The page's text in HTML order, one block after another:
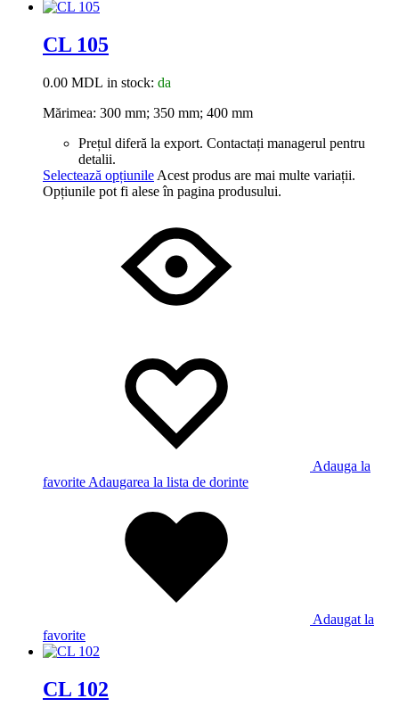
CL 105
0.00 MDL in stock: da
Mărimea: 300 mm; 350 mm; 400 mm
Prețul diferă la export. Contactați managerul pentru
detalii.
Selectează opțiunile Acest produs are mai multe variații.
Opțiunile pot fi alese în pagina produsului.
Adauga la
favorite Adaugarea la lista de dorinte
Adaugat la
favorite
CL 102